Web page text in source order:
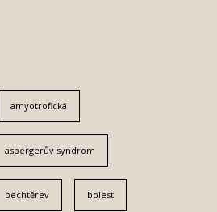
amyotrofická
aspergerův syndrom
bechtěrev bolest